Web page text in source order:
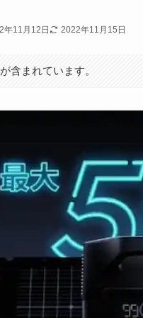
年11月12日 2022年11月15日
含まれています。